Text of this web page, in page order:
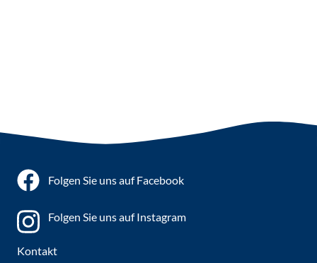
Folgen Sie uns auf Facebook
Folgen Sie uns auf Instagram
Kontakt